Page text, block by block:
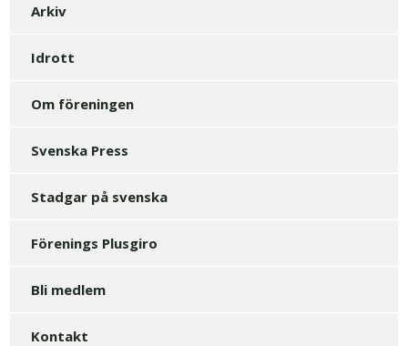
Arkiv
Idrott
Om föreningen
Svenska Press
Stadgar på svenska
Förenings Plusgiro
Bli medlem
Kontakt